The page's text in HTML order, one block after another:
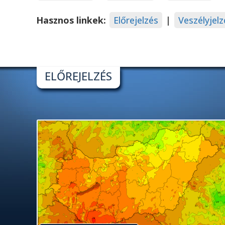
Hasznos linkek: Előrejelzés |
ELŐREJELZÉS